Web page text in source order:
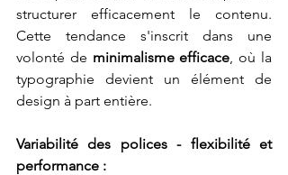
structurer efficacement le contenu.
Cette tendance s'inscrit dans une
volonté de minimalisme efficace , où la
typographie devient un élément de
design à part entière.
Variabilité des polices - flexibilité et
performance :